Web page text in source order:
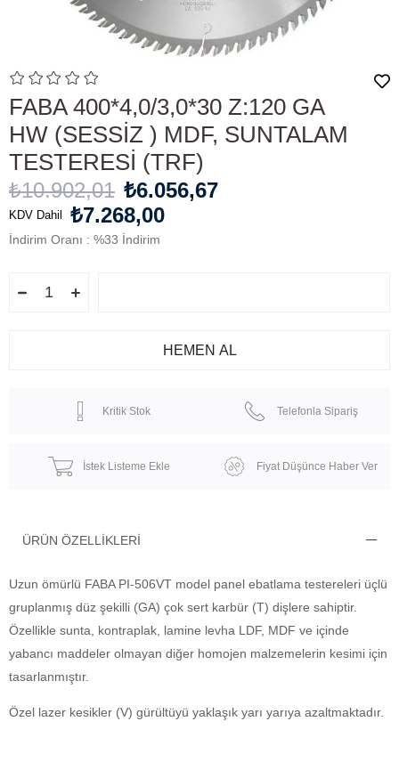
FABA 400*4,0/3,0*30 Z:120 GA
HW (SESSİZ ) MDF, SUNTALAM
TESTERESİ (TRF)
₺10.902,01 ₺6.056,67
KDV Dahil ₺7.268,00
İndirim Oranı : %33 İndirim
Kritik Stok Telefonla Sipariş
İstek Listeme Ekle Fiyat Düşünce Haber Ver
ÜRÜN ÖZELLIKLERI
Uzun ömürlü FABA PI-506VT model panel ebatlama testereleri üçlü
gruplanmış düz şekilli (GA) çok sert karbür (T) dişlere sahiptir.
Özellikle sunta, kontraplak, lamine levha LDF, MDF ve içinde
yabancı maddeler olmayan diğer homojen malzemelerin kesimi için
tasarlanmıştır.
Özel lazer kesikler (V) gürültüyü yaklaşık yarı yarıya azaltmaktadır.